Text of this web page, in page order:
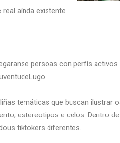
real aínda existente
persoas con perfís
temáticas que buscan ilustrar
estereotipos e celos. Dentro
tiktokers diferentes.